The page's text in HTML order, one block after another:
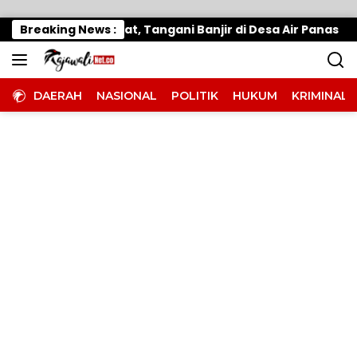
Breaking News :
Gerak Cepat, Tangani Banjir di Desa Air Panas
DAERAH NASIONAL POLITIK HUKUM KRIMINAL